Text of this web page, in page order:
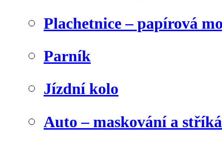
Plachetnice – papírová
Parník
Jízdní kolo
Auto – maskování a